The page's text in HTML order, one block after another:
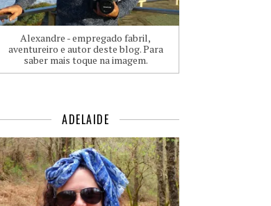
Alexandre - empregado fabril,
aventureiro e autor deste blog. Para
saber mais toque na imagem.
ADELAIDE